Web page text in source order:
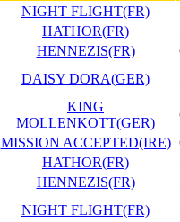
NIGHT FLIGHT(FR)
HATHOR(FR)
HENNEZIS(FR)
DAISY DORA(GER)
KING
MOLLENKOTT(GER)
MISSION ACCEPTED(IRE)
HATHOR(FR)
HENNEZIS(FR)
NIGHT FLIGHT(FR)